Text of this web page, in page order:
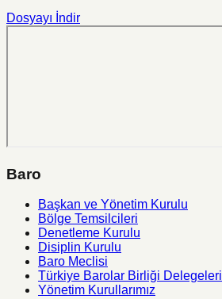
Dosyayı İndir
Baro
Başkan ve Yönetim Kurulu
Bölge Temsilcileri
Denetleme Kurulu
Disiplin Kurulu
Baro Meclisi
Türkiye Barolar Birliği Delegeleri
Yönetim Kurullarımız